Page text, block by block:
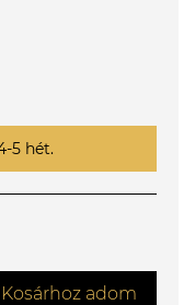
5 hét.
Kosárhoz adom